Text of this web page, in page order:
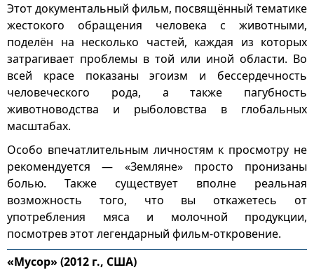
Этот документальный фильм, посвящённый тематике
жестокого обращения человека с животными,
поделён на несколько частей, каждая из которых
затрагивает проблемы в той или иной области. Во
всей красе показаны эгоизм и бессердечность
человеческого рода, а также пагубность
животноводства и рыболовства в глобальных
масштабах.
Особо впечатлительным личностям к просмотру не
рекомендуется — «Земляне» просто пронизаны
болью. Также существует вполне реальная
возможность того, что вы откажетесь от
употребления мяса и молочной продукции,
посмотрев этот легендарный фильм-откровение.
«Мусор» (2012 г., США)